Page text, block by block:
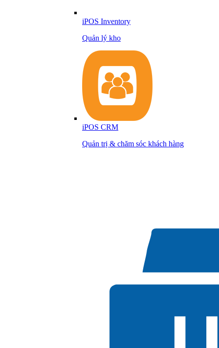
iPOS Inventory
Quản lý kho
iPOS CRM
Quản trị & chăm sóc khách hàng